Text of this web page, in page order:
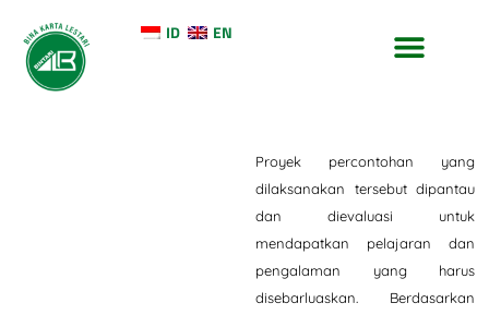
ID EN
Proyek percontohan yang
dilaksanakan tersebut dipantau
dan dievaluasi untuk
mendapatkan pelajaran dan
pengalaman yang harus
disebarluaskan. Berdasarkan